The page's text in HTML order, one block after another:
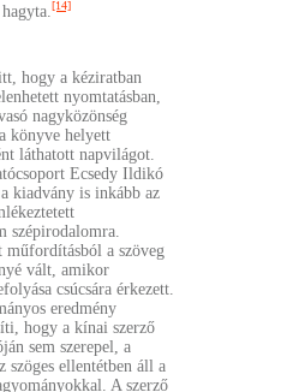
[14]
hogy a kéziratban
nyomtatásban,
nagyközönség
könyve helyett
láthatott napvilágot.
Ecsedy Ildikó
kiadvány is inkább az
szépirodalomra.
műfordításból a szöveg
vált, amikor
csúcsára érkezett.
eredmény
hogy a kínai szerző
sem szerepel, a
ellentétben áll a
A szerző